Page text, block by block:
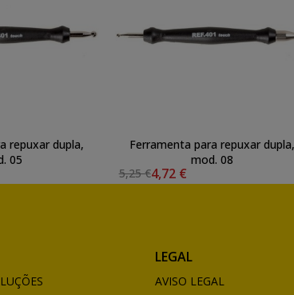
repuxar dupla,
05
Ferramenta para repuxar dupla,
mod. 08
5,25 €4,72 €
LEGAL
AVISO LEGAL